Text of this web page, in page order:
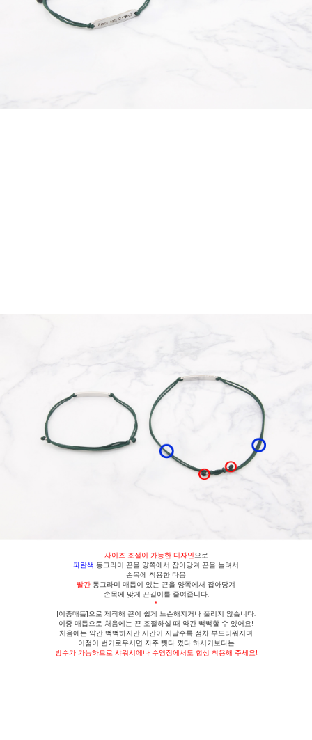
사이즈 조절이 가능한 디자인으로
파란색 동그라미 끈을 양쪽에서 잡아당겨 끈을 늘려서
손목에 착용한 다음
빨간 동그라미 매듭이 있는 끈을 양쪽에서 잡아당겨
손목에 맞게 끈길이를 줄여줍니다.
*
[이중매듭]으로 제작해 끈이 쉽게 느슨해지거나 풀리지 않습니다.
이중 매듭으로 처음에는 끈 조절하실 때 약간 뻑뻑할 수 있어요!
처음에는 약간 뻑뻑하지만 시간이 지날수록 점차 부드러워지며
이점이 번거로우시면 자주 뺏다 꼈다 하시기보다는
방수가 가능하므로 샤워시에나 수영장에서도 항상 착용해 주세요!